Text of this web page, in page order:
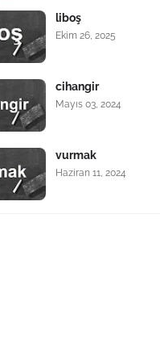
liboş
Ekim 26, 2025
cihangir
Mayıs 03, 2024
vurmak
Haziran 11, 2024